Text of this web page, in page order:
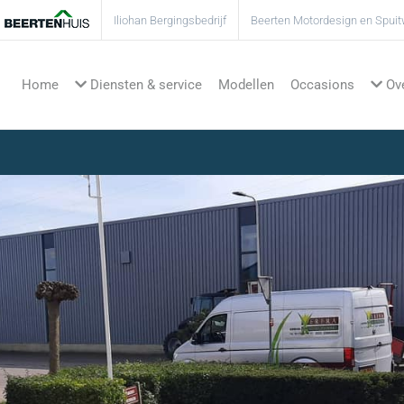
Iliohan Bergingsbedrijf Beerten Motordesign en
Home Diensten & service Modellen Occasions